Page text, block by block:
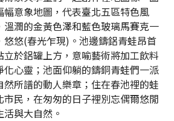
幅意象地圖，代表臺北五區特色風
溫潤的金黃色澤和藍色玻璃馬賽克一
悠悠(春光乍現)。池邊鑄鋁青蛙昂首
於鋁罐上方，意喻藝術將加工飲料
心靈；池面仰躺的鑄銅青蛙們一派
所譜的動人樂章；住在春池裡的蛙
民，在匆匆的日子裡別忘偶爾悠閒
與大自然。